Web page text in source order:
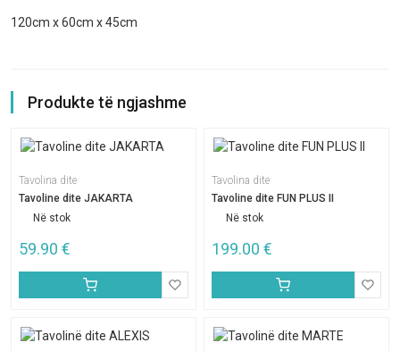
120cm x 60cm x 45cm
Produkte të ngjashme
Tavolina dite
Tavoline dite JAKARTA
Në stok
59.90 €
Tavolina dite
Tavoline dite FUN PLUS II
Në stok
199.00 €